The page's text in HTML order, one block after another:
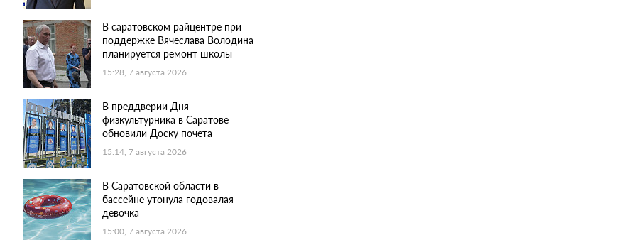
В саратовском райцентре при
поддержке Вячеслава Володина
планируется ремонт школы
15:28, 7 августа 2026
В преддверии Дня
физкультурника в Саратове
обновили Доску почета
15:14, 7 августа 2026
В Саратовской области в
бассейне утонула годовалая
девочка
15:00, 7 августа 2026